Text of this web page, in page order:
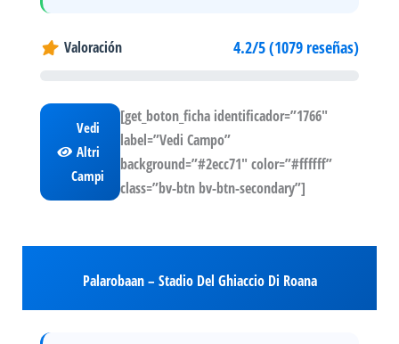
Valoración 4.2/5 (1079 reseñas)
Vedi
Altri
Campi
[get_boton_ficha identificador=”1766″
label=”Vedi Campo”
background=”#2ecc71″ color=”#ffffff”
class=”bv-btn bv-btn-secondary”]
Palarobaan – Stadio Del Ghiaccio Di Roana